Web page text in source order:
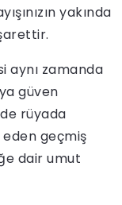
yakında
aynı zamanda
güven
rüyada
eden geçmiş
dair umut